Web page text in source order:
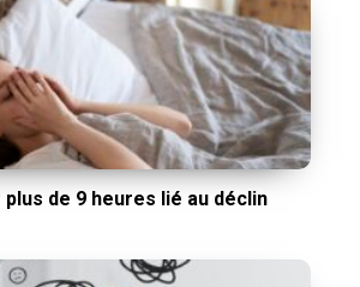
plus de 9 heures lié au déclin